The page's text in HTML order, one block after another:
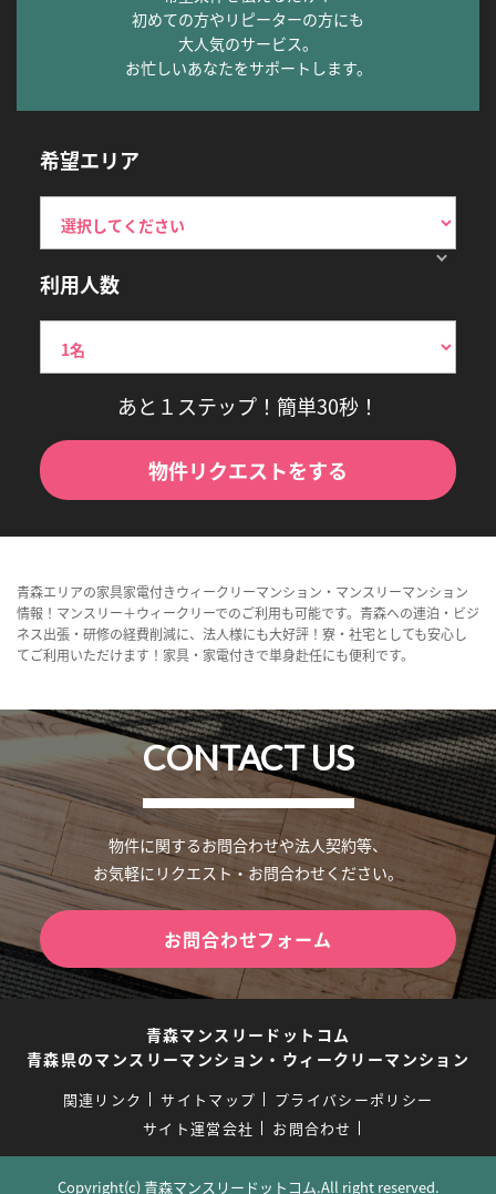
初めての方やリピーターの方にも
大人気のサービス。
お忙しいあなたをサポートします。
希望エリア
利用人数
あと１ステップ！簡単30秒！
物件リクエストをする
青森エリアの家具家電付きウィークリーマンション・マンスリーマンション
情報！マンスリー＋ウィークリーでのご利用も可能です。青森への連泊・ビジ
ネス出張・研修の経費削減に、法人様にも大好評！寮・社宅としても安心し
てご利用いただけます！家具・家電付きで単身赴任にも便利です。
CONTACT US
物件に関するお問合わせや法人契約等、
お気軽にリクエスト・お問合わせください。
お問合わせフォーム
青森マンスリードットコム
青森県のマンスリーマンション・ウィークリーマンション
関連リンク サイトマップ
プライバシーポリシー
サイト運営会社
お問合わせ
Copyright(c) 青森マンスリードットコム.All right reserved.